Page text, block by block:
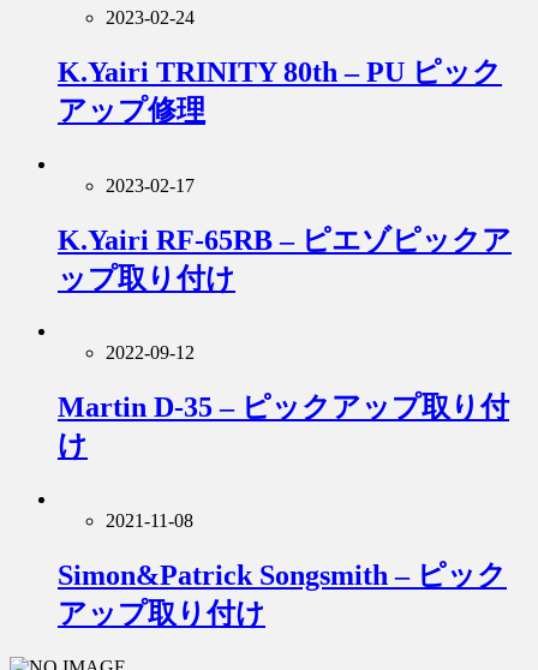
2023-02-24
K.Yairi TRINITY 80th – PU ピック
アップ修理
2023-02-17
K.Yairi RF-65RB – ピエゾピックア
ップ取り付け
2022-09-12
Martin D-35 – ピックアップ取り付
け
2021-11-08
Simon&Patrick Songsmith – ピック
アップ取り付け